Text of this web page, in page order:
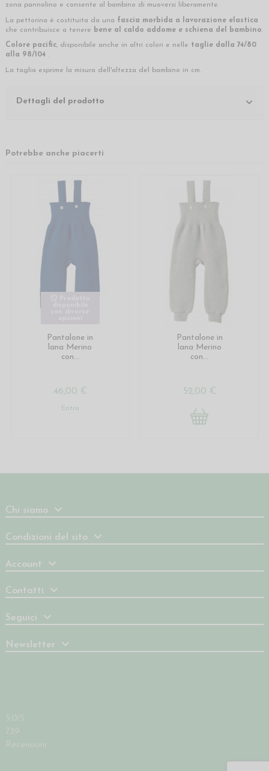
zona pannolino e consente al bambino di muoversi liberamente.
La pettorina è costituita da una fascia morbida a
lavorazione elastica
che contribuisce a tenere
bene al caldo addome e schiena del bambino.
Colore pacific, disponibile anche in altri colori e nelle taglie dalla 74/80
alla 98/104 .
La taglia esprime la misura dell'altezza del bambino in cm.
Dettagli del prodotto
Potrebbe anche piacerti
Pantalone in
lana Merino
con...
46,00 €
Entra
Pantalone in
lana Merino
con...
52,00 €
Chi siamo
Condizioni del sito
Account
Contatti
Seguici
Newsletter
5,0 /5
739
Recensioni